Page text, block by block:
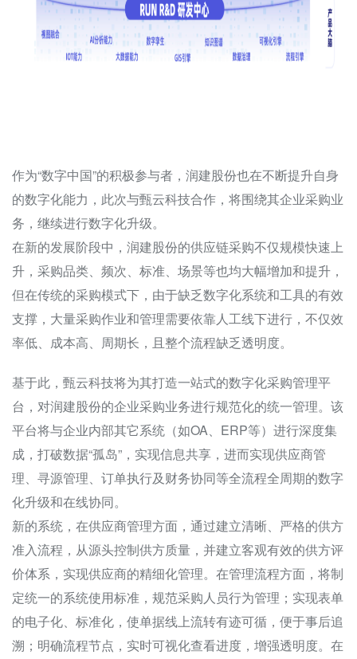
作为“数字中国”的积极参与者，润建股份也在不断提升自身
的数字化能力，此次与甄云科技合作，将围绕其企业采购业
务，继续进行数字化升级。
在新的发展阶段中，润建股份的供应链采购不仅规模快速上
升，采购品类、频次、标准、场景等也均大幅增加和提升，
但在传统的采购模式下，由于缺乏数字化系统和工具的有效
支撑，大量采购作业和管理需要依靠人工线下进行，不仅效
率低、成本高、周期长，且整个流程缺乏透明度。
基于此，甄云科技将为其打造一站式的数字化采购管理平
台，对润建股份的企业采购业务进行规范化的统一管理。该
平台将与企业内部其它系统（如OA、ERP等）进行深度集
成，打破数据“孤岛”，实现信息共享，进而实现供应商管
理、寻源管理、订单执行及财务协同等全流程全周期的数字
化升级和在线协同。
新的系统，在供应商管理方面，通过建立清晰、严格的供方
准入流程，从源头控制供方质量，并建立客观有效的供方评
价体系，实现供应商的精细化管理。在管理流程方面，将制
定统一的系统使用标准，规范采购人员行为管理；实现表单
的电子化、标准化，使单据线上流转有迹可循，便于事后追
溯；明确流程节点，实时可视化查看进度，增强透明度。在